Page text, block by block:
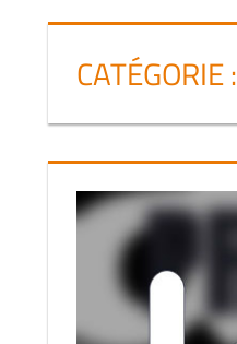
CATÉGORIE :